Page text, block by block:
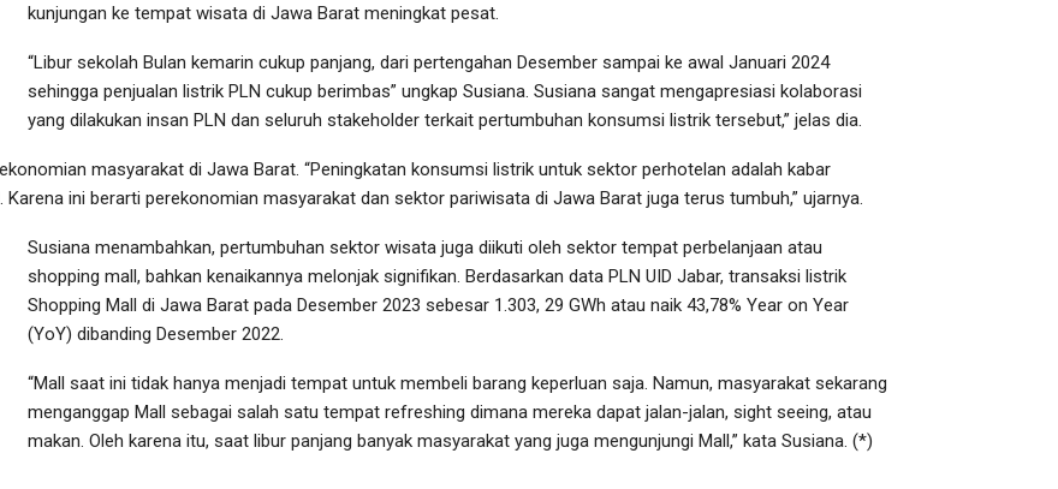
kunjungan ke tempat wisata di Jawa Barat meningkat pesat.
“Libur sekolah Bulan kemarin cukup panjang, dari pertengahan Desember sampai ke awal Januari 2024
sehingga penjualan listrik PLN cukup berimbas” ungkap Susiana. Susiana sangat mengapresiasi kolaborasi
yang dilakukan insan PLN dan seluruh stakeholder terkait pertumbuhan konsumsi listrik tersebut,” jelas dia.
masyarakat di Jawa Barat. “Peningkatan konsumsi listrik untuk sektor perhotelan adalah kabar
ini berarti perekonomian masyarakat dan sektor pariwisata di Jawa Barat juga terus tumbuh,” ujarnya.
Susiana menambahkan, pertumbuhan sektor wisata juga diikuti oleh sektor tempat perbelanjaan atau
shopping mall, bahkan kenaikannya melonjak signifikan. Berdasarkan data PLN UID Jabar, transaksi listrik
Shopping Mall di Jawa Barat pada Desember 2023 sebesar 1.303, 29 GWh atau naik 43,78% Year on Year
(YoY) dibanding Desember 2022.
“Mall saat ini tidak hanya menjadi tempat untuk membeli barang keperluan saja. Namun, masyarakat sekarang
menganggap Mall sebagai salah satu tempat refreshing dimana mereka dapat jalan-jalan, sight seeing, atau
makan. Oleh karena itu, saat libur panjang banyak masyarakat yang juga mengunjungi Mall,” kata Susiana. (*)